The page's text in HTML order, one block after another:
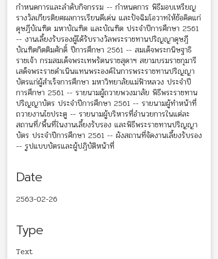
กำหนดการและลำดับกิจกรรม -- กำหนดการ พิธีมอบเหรียญ
รางวัลเกียรติยศผลการเรียนดีเด่น และปัจฉิมโอวาทให้ข้อคิดแก่
ดุษฎีบัณฑิต มหาบัณฑิต และบัณฑิต ประจำปีการศึกษา 2561
-- งานเลี้ยงรับรองผู้ได้รับรางวัลพระราชทานปริญญาดุษฎี
บัณฑิตกิตติมศักดิ์ ปีการศึกษา 2561 -- สมเด็จพระกนิษฐาธิ
ราชเจ้า กรมสมเด็จพระเทพรัตนราชสุดาฯ สยามบรมราชกุมารี
เสด็จพระราชดำเนินแทนพระองค์ในการพระราชทานปริญญา
บัตรแก่ผู้สำเร็จการศึกษา มหาวิทยาลัยแม่ฟ้าหลวง ประจำปี
การศึกษา 2561 -- รายนามผู้ถวายพวงมาลัย พิธีพระราชทาน
ปริญญาบัตร ประจำปีการศึกษา 2561 -- รายนามผู้ทำหน้าที่
ถวายงานไขประตู -- รายนามผู้บริหารที่อำนวยการในแต่ละ
สถานที่/พื้นที่ในงานเลี้ยงรับรอง และพิธีพระราชทานปริญญา
บัตร ประจำปีการศึกษา 2561 -- ผังสถานที่จัดงานเลี้ยงรับรอง
-- รูปแบบบัตรและผู้ปฎิบัติหน้าที่
Date
2563-02-26
Type
Text